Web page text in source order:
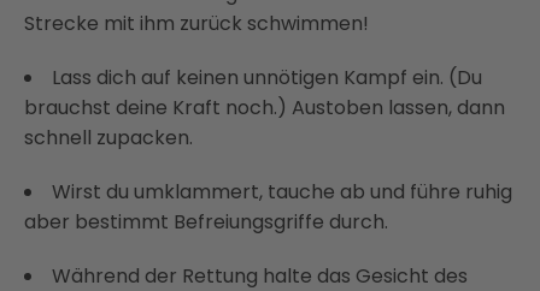
Strecke mit ihm zurück schwimmen!
Lass dich auf keinen unnötigen Kampf ein. (Du
brauchst deine Kraft noch.) Austoben lassen, dann
schnell zupacken.
Wirst du umklammert, tauche ab und führe ruhig
aber bestimmt Befreiungsgriffe durch.
Während der Rettung halte das Gesicht des